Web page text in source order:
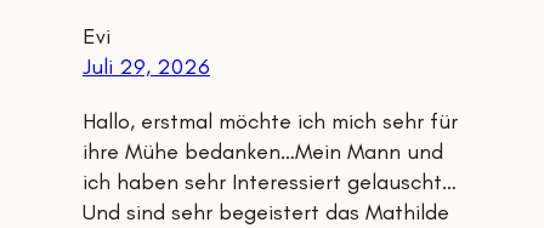
Evi
Juli 29, 2026
Hallo, erstmal möchte ich mich sehr für
ihre Mühe bedanken…Mein Mann und
ich haben sehr Interessiert gelauscht…
Und sind sehr begeistert das Mathilde